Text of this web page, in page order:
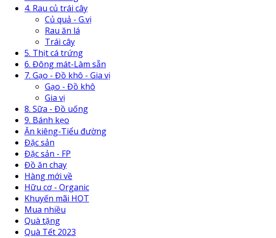
4. Rau củ trái cây
Củ quả - G.vị
Rau ăn lá
Trái cây
5. Thịt cá trứng
6. Đông mát-Làm sẵn
7. Gạo - Đồ khô - Gia vị
Gạo - Đồ khô
Gia vị
8. Sữa - Đồ uống
9. Bánh kẹo
Ăn kiêng-Tiểu đường
Đặc sản
Đặc sản - FP
Đồ ăn chay
Hàng mới về
Hữu cơ - Organic
Khuyến mãi HOT
Mua nhiều
Quà tặng
Quà Tết 2023